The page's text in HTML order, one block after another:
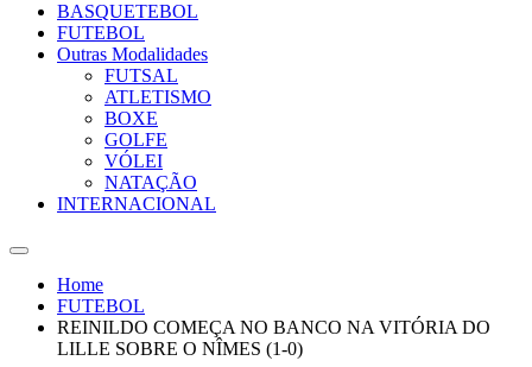
BASQUETEBOL
FUTEBOL
Outras Modalidades
FUTSAL
ATLETISMO
BOXE
GOLFE
VÓLEI
NATAÇÃO
INTERNACIONAL
Home
FUTEBOL
REINILDO COMEÇA NO BANCO NA VITÓRIA DO
LILLE SOBRE O NÎMES (1-0)